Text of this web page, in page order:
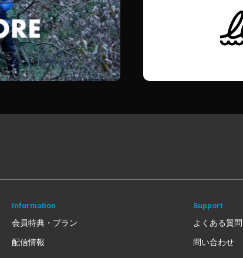
Information
会員特典・プラン
配信情報
Support
よくある質問
問い合わせ